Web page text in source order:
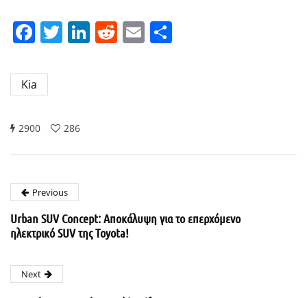
Facebook
Twitter
LinkedIn
Reddit
Email
Kia
2900 286
Previous
Urban SUV Concept: Αποκάλυψη για το επερχόμενο
ηλεκτρικό SUV της Toyota!
Next